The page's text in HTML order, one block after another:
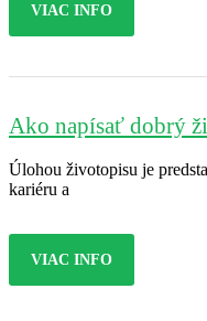
VIAC INFO
Ako napísať dobrý
Úlohou životopisu je
kariéru a
VIAC INFO